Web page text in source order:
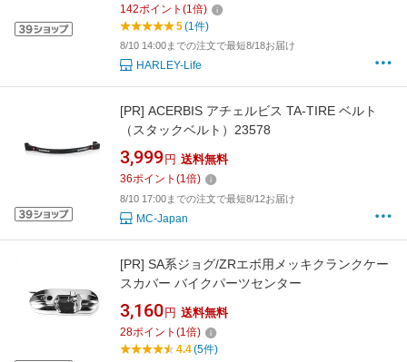
142ポイント (1倍)
5(1件)
8/10 14:00までの注文で最短8/18お届け
HARLEY-Life
[PR] ACERBIS アチェルビス TA-TIRE ベルト
（スタックベルト）23578
3,999 円 送料無料
36ポイント (1倍)
8/10 17:00までの注文で最短8/12お届け
MC-Japan
[PR] SA系ジョグ/ZRエボ用メッキクランクケー
スカバー バイクパーツセンター
3,160 円 送料無料
28ポイント (1倍)
4.4(5件)